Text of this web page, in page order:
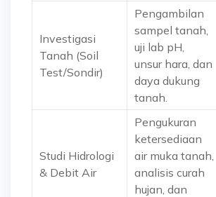
Investigasi
Tanah (Soil
Test/Sondir)
Pengambilan
sampel tanah,
uji lab pH,
unsur hara, dan
daya dukung
tanah.
Studi Hidrologi
& Debit Air
Pengukuran
ketersediaan
air muka tanah,
analisis curah
hujan, dan